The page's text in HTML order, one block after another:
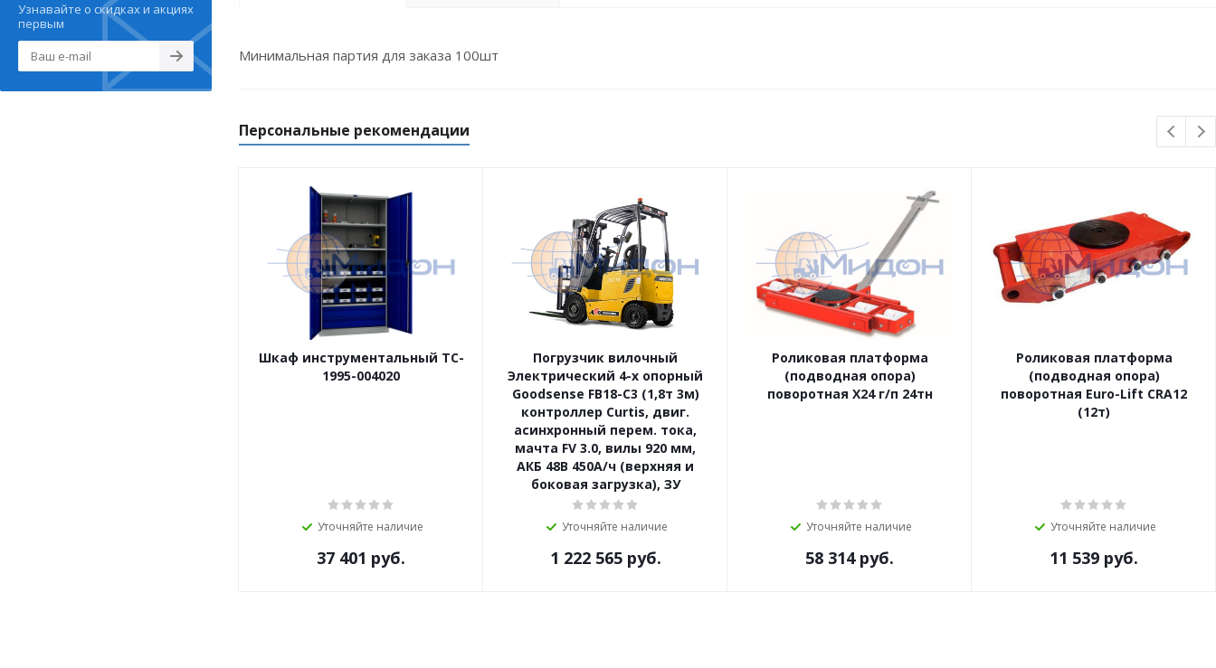
Минимальная партия для заказа 100шт
Персональные рекомендации
Шкаф инструментальный TC-
1995-004020
Уточняйте наличие
37 401 руб.
Погрузчик вилочный
Электрический 4-х опорный
Goodsense FB18-C3 (1,8т 3м)
контроллер Curtis, двиг.
асинхронный перем. тока,
мачта FV 3.0, вилы 920 мм,
АКБ 48В 450А/ч (верхняя и
боковая загрузка), ЗУ
Уточняйте наличие
1 222 565руб.
Роликовая платформа
(подводная опора)
поворотная X24 г/п 24тн
Уточняйте наличие
58 314руб.
Роликовая платформа
(подводная опора)
поворотная Euro-Lift CRA12
(12т)
Уточняйте наличие
11 539 руб.
Узнавайте о скидках и акциях
первым